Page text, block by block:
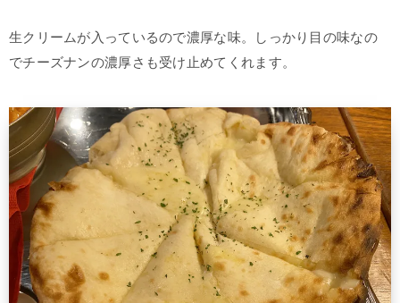
生クリームが入っているので濃厚な味。しっかり目の味なの
でチーズナンの濃厚さも受け止めてくれます。